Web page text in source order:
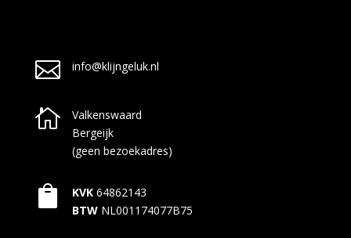
 info@klijngeluk.nl

Valkenswaard
Bergeijk
(geen bezoekadres)
 KVK 64862143
BTW NL001174077B75